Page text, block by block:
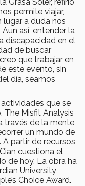
permite viajar,
lugar a duda nos
así, entender la
discapacidad en el
de buscar
que trabajar en
este evento, sin
día, seamos
que se
The Misfit Analysis
través de la mente
un mundo de
partir de recursos
cuestiona el
de hoy. La obra ha
University
Choice Award.